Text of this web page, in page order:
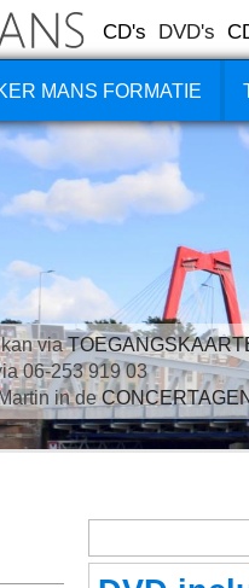
CD's DVD's
MANS FORMATIE
kan via
06-253 919 03
in de